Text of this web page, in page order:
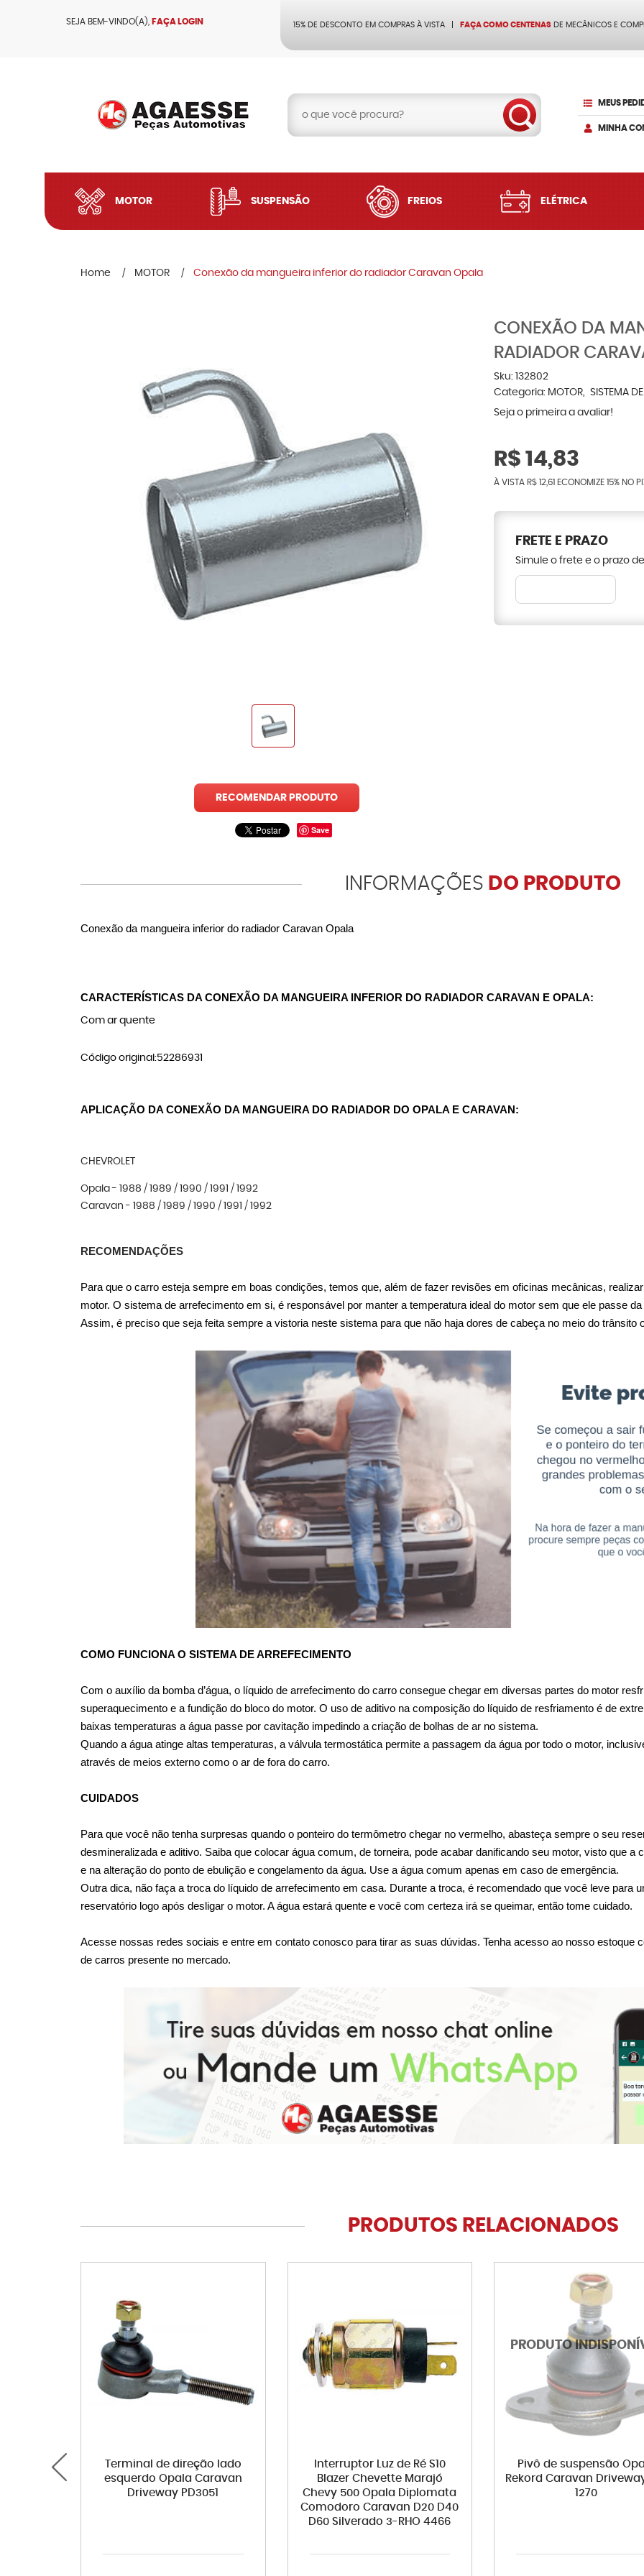
SEJA BEM-VINDO(A), FAÇA LOGIN 15% DE DESCONTO EM COMPRAS À VISTA FAÇA COMO CENTENAS DE MECÂNICOS E
MEUS
MINHA
MOTOR SUSPENSÃO FREIOS ELÉTRICA
Home MOTOR Conexão da mangueira inferior do radiador Caravan Opala
RECOMENDAR PRODUTO
Save
CONEXÃO DA
RADIADOR
Sku: 132802
Categoria: MOTOR
SISTEMA
Seja o primeira a avaliar!
R$ 14,83
À VISTA R$ 12,61 ECONOMIZE 15% NO
FRETE E PRAZO
Simule o frete e o prazo
INFORMAÇÕES DO PRODUTO
Conexão da mangueira inferior do radiador Caravan Opala
CARACTERÍSTICAS DA CONEXÃO DA MANGUEIRA INFERIOR DO RADIADOR CARAVAN E OPALA:
Com ar quente
Código original:52286931
APLICAÇÃO DA CONEXÃO DA MANGUEIRA DO RADIADOR DO OPALA E CARAVAN:
CHEVROLET
Opala - 1988 / 1989 / 1990 / 1991 / 1992
Caravan - 1988 / 1989 / 1990 / 1991 / 1992
RECOMENDAÇÕES
Para que o carro esteja sempre em boas condições, temos que, além de fazer revisões em oficinas mecânicas,
motor. O sistema de arrefecimento em si, é responsável por manter a temperatura ideal do motor sem que ele passe
Assim, é preciso que seja feita sempre a vistoria neste sistema para que não haja dores de cabeça no meio do trânsito
COMO FUNCIONA O SISTEMA DE ARREFECIMENTO
Com o auxílio da bomba d’água, o líquido de arrefecimento do carro consegue chegar em diversas partes do motor
superaquecimento e a fundição do bloco do motor. O uso de aditivo na composição do líquido de resfriamento é de
baixas temperaturas a água passe por cavitação impedindo a criação de bolhas de ar no sistema.
Quando a água atinge altas temperaturas, a válvula termostática permite a passagem da água por todo o motor,
através de meios externo como o ar de fora do carro.
CUIDADOS
Para que você não tenha surpresas quando o ponteiro do termômetro chegar no vermelho, abasteça sempre o seu
desmineralizada e aditivo. Saiba que colocar água comum, de torneira, pode acabar danificando seu motor, visto que
e na alteração do ponto de ebulição e congelamento da água. Use a água comum apenas em caso de emergência.
Outra dica, não faça a troca do líquido de arrefecimento em casa. Durante a troca, é recomendado que você leve para
reservatório logo após desligar o motor. A água estará quente e você com certeza irá se queimar, então tome cuidado.
Acesse nossas redes sociais e entre em contato conosco para tirar as suas dúvidas. Tenha acesso ao nosso estoque
de carros presente no mercado.
PRODUTOS RELACIONADOS
Terminal de direção lado
esquerdo Opala Caravan
Driveway PD3051
Interruptor Luz de Ré S10
Blazer Chevette Marajó
Chevy 500 Opala Diplomata
Comodoro Caravan D20 D40
D60 Silverado 3-RHO 4466
Pivô de suspensão
Rekord Caravan
1270